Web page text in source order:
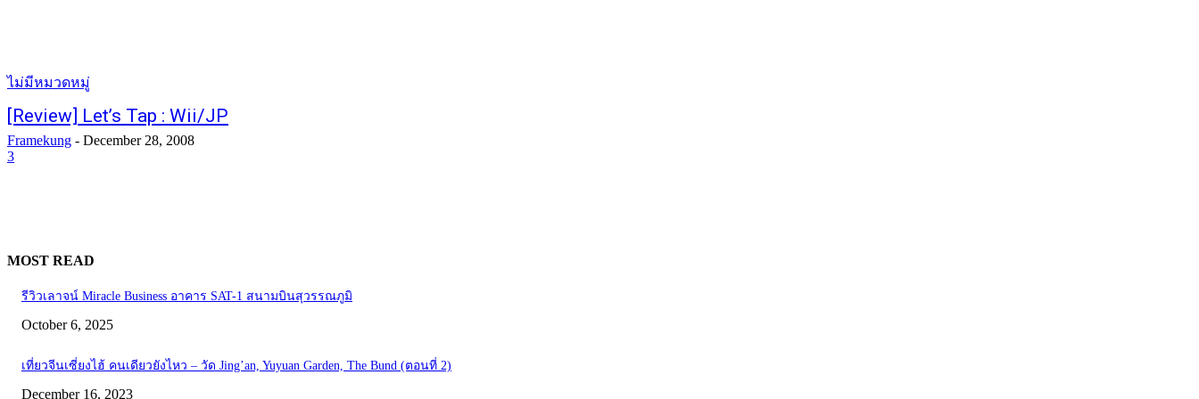
ไม่มีหมวดหมู่
[Review] Let’s Tap : Wii/JP
Framekung - December 28, 2008
3
MOST READ
รีวิวเลาจน์ Miracle Business อาคาร SAT-1 สนามบินสุวรรณภูมิ
October 6, 2025
เที่ยวจีนเซี่ยงไฮ้ คนเดียวยังไหว – วัด Jing’an, Yuyuan Garden, The Bund (ตอนที่ 2)
December 16, 2023